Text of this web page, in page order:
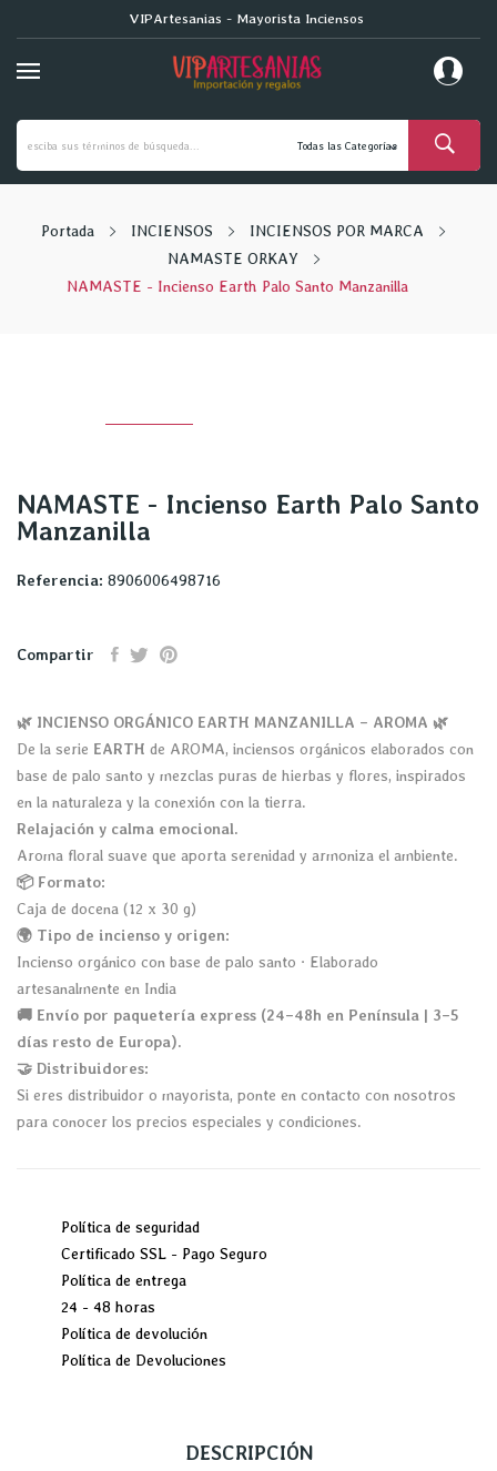
VIPArtesanias - Mayorista Inciensos
Portada INCIENSOS
INCIENSOS POR MARCA
NAMASTE ORKAY
NAMASTE - Incienso Earth Palo Santo Manzanilla
NAMASTE - Incienso Earth Palo Santo
Manzanilla
Referencia: 8906006498716
Compartir
🌿 INCIENSO ORGÁNICO EARTH MANZANILLA – AROMA 🌿
De la serie EARTH de AROMA, inciensos orgánicos elaborados con
base de palo santo y mezclas puras de hierbas y flores, inspirados
en la naturaleza y la conexión con la tierra.
Relajación y calma emocional.
Aroma floral suave que aporta serenidad y armoniza el ambiente.
📦 Formato:
Caja de docena (12 x 30 g)
🌍 Tipo de incienso y origen:
Incienso orgánico con base de palo santo · Elaborado
artesanalmente en India
🚚 Envío por paquetería express (24–48h en Península | 3–5
días resto de Europa).
🤝 Distribuidores:
Si eres distribuidor o mayorista, ponte en contacto con nosotros
para conocer los precios especiales y condiciones.
Política de seguridad
Certificado SSL - Pago Seguro
Política de entrega
24 - 48 horas
Política de devolución
Política de Devoluciones
DESCRIPCIÓN